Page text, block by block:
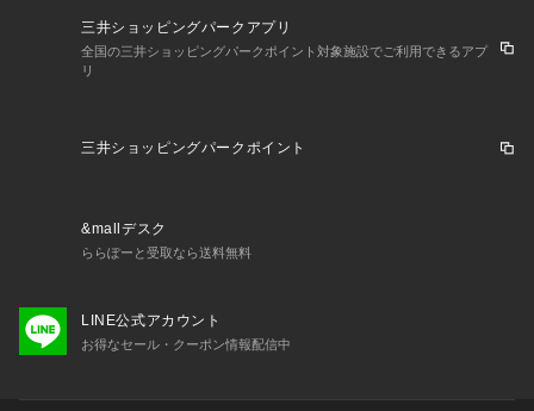
三井ショッピングパークアプリ
全国の三井ショッピングパークポイント対象施設でご利用できるアプ
リ
三井ショッピングパークポイント
&mallデスク
ららぽーと受取なら送料無料
LINE公式アカウント
お得なセール・クーポン情報配信中